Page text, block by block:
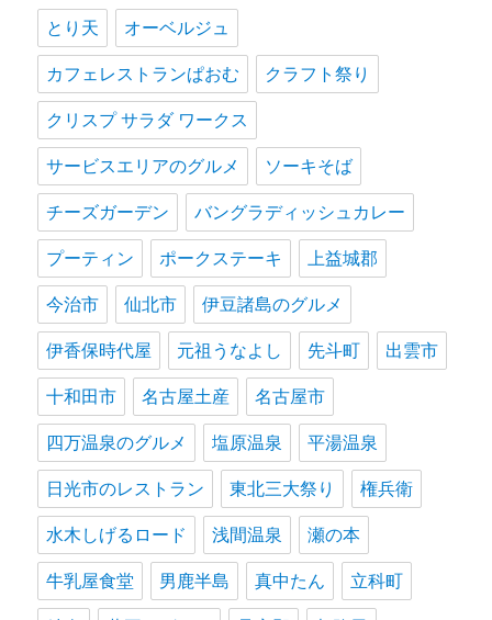
とり天 オーベルジュ
カフェレストランぱおむ クラフト祭り
クリスプ サラダ ワークス
サービスエリアのグルメ ソーキそば
チーズガーデン バングラディッシュカレー
プーティン ポークステーキ 上益城郡
今治市 仙北市 伊豆諸島のグルメ
伊香保時代屋 元祖うなよし 先斗町 出雲市
十和田市 名古屋土産 名古屋市
四万温泉のグルメ 塩原温泉 平湯温泉
日光市のレストラン 東北三大祭り 権兵衛
水木しげるロード 浅間温泉 瀬の本
牛乳屋食堂 男鹿半島 真中たん 立科町